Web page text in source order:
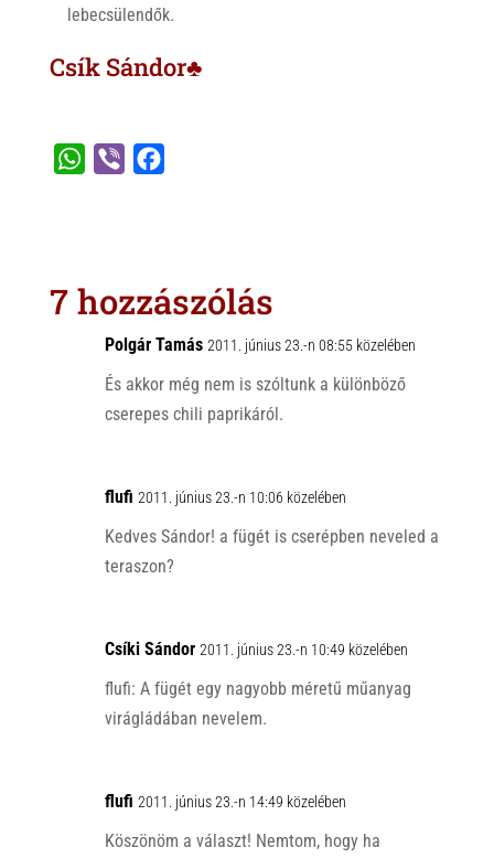
lebecsülendők.
Csík Sándor♣
A
o
o
7 hozzászólás
Polgár Tamás 2011. június 23.-n 08:55 közelében
És akkor még nem is szóltunk a különböző
cserepes chili paprikáról.
flufi 2011. június 23.-n 10:06 közelében
Kedves Sándor! a fügét is cserépben neveled a
teraszon?
Csíki Sándor 2011. június 23.-n 10:49 közelében
flufi: A fügét egy nagyobb méretű műanyag
virágládában nevelem.
flufi 2011. június 23.-n 14:49 közelében
Köszönöm a választ! Nemtom, hogy ha